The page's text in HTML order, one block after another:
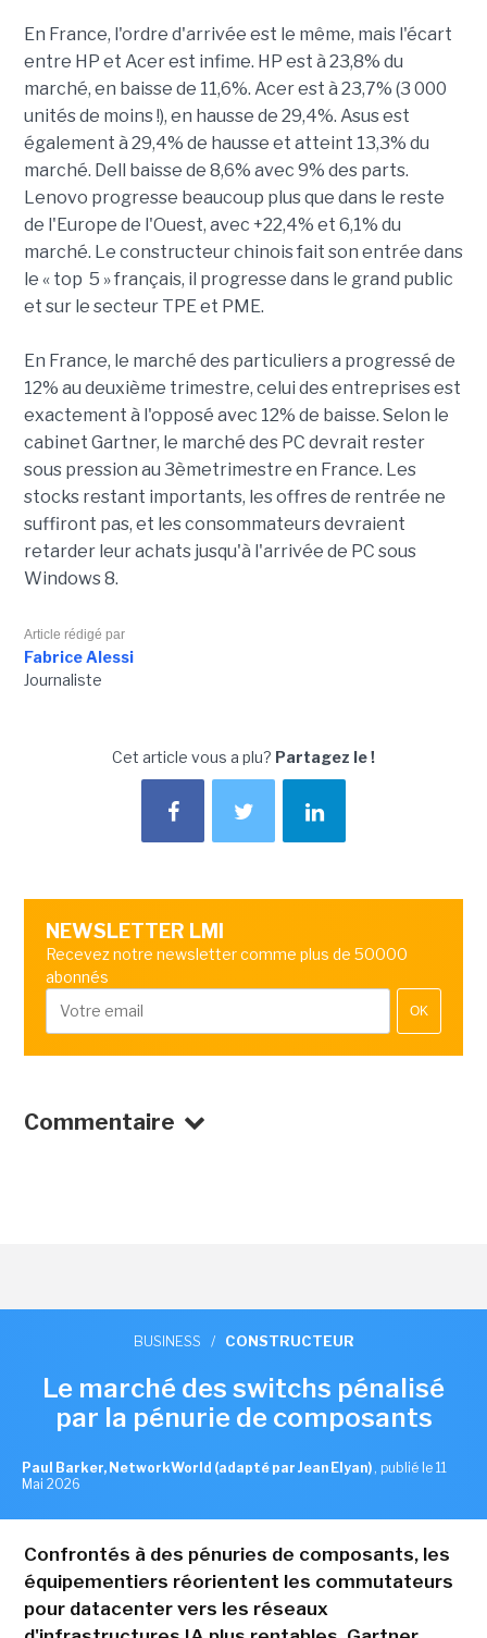
En France, l'ordre d'arrivée est le même, mais l'écart
entre HP et Acer est infime. HP est à 23,8% du
marché, en baisse de 11,6%. Acer est à 23,7% (3 000
unités de moins !), en hausse de 29,4%. Asus est
également à 29,4% de hausse et atteint 13,3% du
marché. Dell baisse de 8,6% avec 9% des parts.
Lenovo progresse beaucoup plus que dans le reste
de l'Europe de l'Ouest, avec +22,4% et 6,1% du
marché. Le constructeur chinois fait son entrée dans
le « top 5 » français, il progresse dans le grand public
et sur le secteur TPE et PME.
En France, le marché des particuliers a progressé de
12% au deuxième trimestre, celui des entreprises est
exactement à l'opposé avec 12% de baisse. Selon le
cabinet Gartner, le marché des PC devrait rester
sous pression au 3èmetrimestre en France. Les
stocks restant importants, les offres de rentrée ne
suffiront pas, et les consommateurs devraient
retarder leur achats jusqu'à l'arrivée de PC sous
Windows 8.
Article rédigé par
Fabrice Alessi
Journaliste
Cet article vous a plu? Partagez le !
NEWSLETTER LMI
Recevez notre newsletter comme plus de 50000
abonnés
OK
Commentaire
BUSINESS / CONSTRUCTEUR
Le marché des switchs pénalisé
par la pénurie de composants
Paul Barker, NetworkWorld (adapté par Jean Elyan) , publié le 11
Mai 2026
Confrontés à des pénuries de composants, les
équipementiers réorientent les commutateurs
pour datacenter vers les réseaux